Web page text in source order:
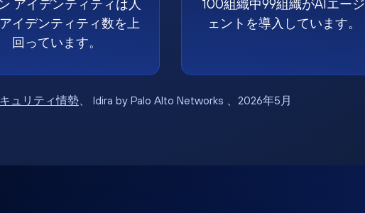
アイデンティティは人
イデンティティ数を上
回っています。
100組織中99組織がAIエージ
ェントを導入しています。
ュリティ情勢、 Idira by Palo Alto Networks 、2026年5月